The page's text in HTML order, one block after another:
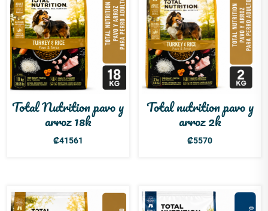
Total Nutrition pavo y
arroz 18k
₡41561
Total nutrition pavo y
arroz 2k
₡5570